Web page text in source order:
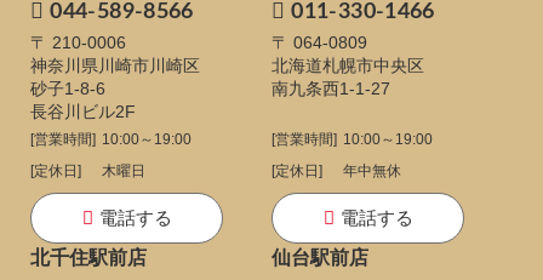
044-589-8566
〒 210-0006
神奈川県川崎市川崎区
砂子1-8-6
長谷川ビル2F
[営業時間] 10:00～19:00
[定休日]
木曜日
電話する
011-330-1466
〒 064-0809
北海道札幌市中央区
南九条西1-1-27
[営業時間] 10:00～19:00
[定休日]
年中無休
電話する
北千住駅前店
仙台駅前店